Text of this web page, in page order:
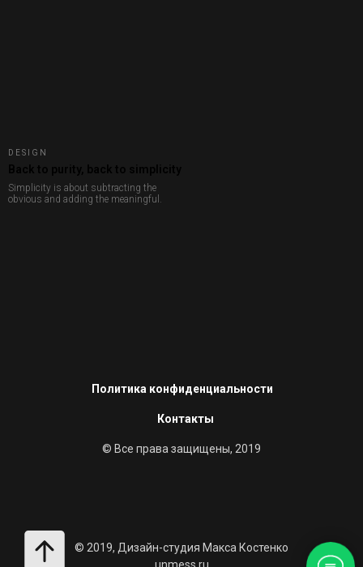
DESIGN
Simplicity is about subtracting the
obvious and adding the meaningful.
© Все права защищены, 2019
Контакты
Политика конфиденциальности
© 2019, Дизайн-студия Макса Костенко
unmess.ru